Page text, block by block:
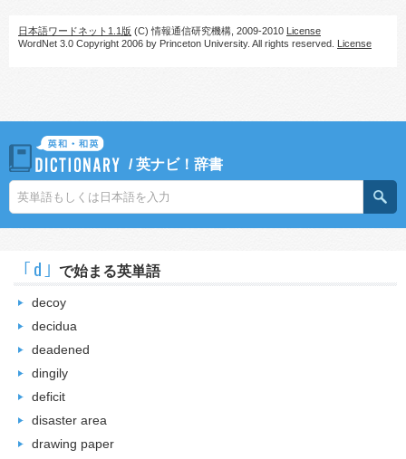
日本語ワードネット1.1版 (C) 情報通信研究機構, 2009-2010 License
WordNet 3.0 Copyright 2006 by Princeton University. All rights reserved. License
/英ナビ！辞書
｢d｣ で始まる英単語
decoy
decidua
deadened
dingily
deficit
disaster area
drawing paper